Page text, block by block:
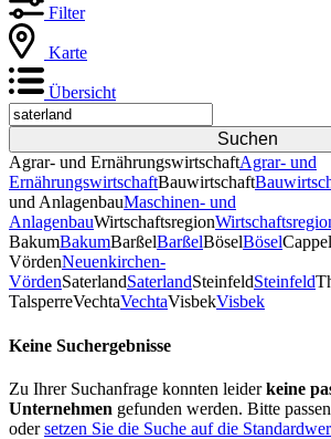
Filter
Karte
Übersicht
Agrar- und ErnährungswirtschaftAgrar- und
ErnährungswirtschaftBauwirtschaft
und AnlagenbauMaschinen- und
AnlagenbauWirtschaftsregion
BakumBakumBarßelBarßelBöselBösel
VördenNeuenkirchen-
VördenSaterlandSaterlandSteinfeldSteinfeld
TalsperreVechtaVechtaVisbekVisbek
Keine Suchergebnisse
Zu Ihrer Suchanfrage konnten leiderkeine
Unternehmen gefunden werden. Bitte
odersetzen Sie die Suche auf die